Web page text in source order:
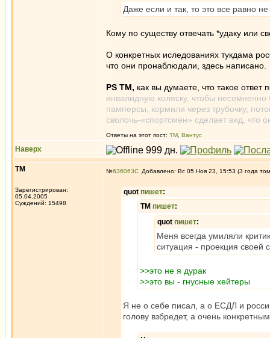
Даже если и так, то это все равно
Кому по существу отвечать *удаку или
О конкретных иследованиях тукдама
что они пронаблюдали, здесь написано.
PS TM, как вы думаете, что такое
инвалидную коляску, чтобы
памперсы, кормили через трубочку,
сволочь-«спортсмен» сделает вид, что
Ответы на этот пост: ТМ Вантус
Наверх
ТМ
Зарегистрирован:
05.04.2005
Суждений: 15498
№636063 Добавлено: Вс 05 Ноя 23, 15:53 (3 года
quot пишет:
ТМ пишет:
quot пишет:
Меня всегда умиляли
ситуация - проекция своей
>>это не я дурак
>>это вы - гнусные хейтеры
Я не о себе писал, а о ЕСДЛ и
голову взбредет, а очень